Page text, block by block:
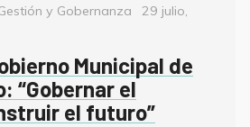
y Gobernanza
Posted
29 julio,
Municipal de
“Gobernar el
el futuro”